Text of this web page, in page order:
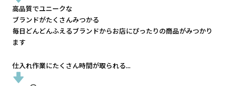
高品質でユニークな
ブランドがたくさんみつかる
毎日どんどんふえるブランドからお店にぴったりの商品がみつかり
ます
仕入れ作業にたくさん時間が取られる...